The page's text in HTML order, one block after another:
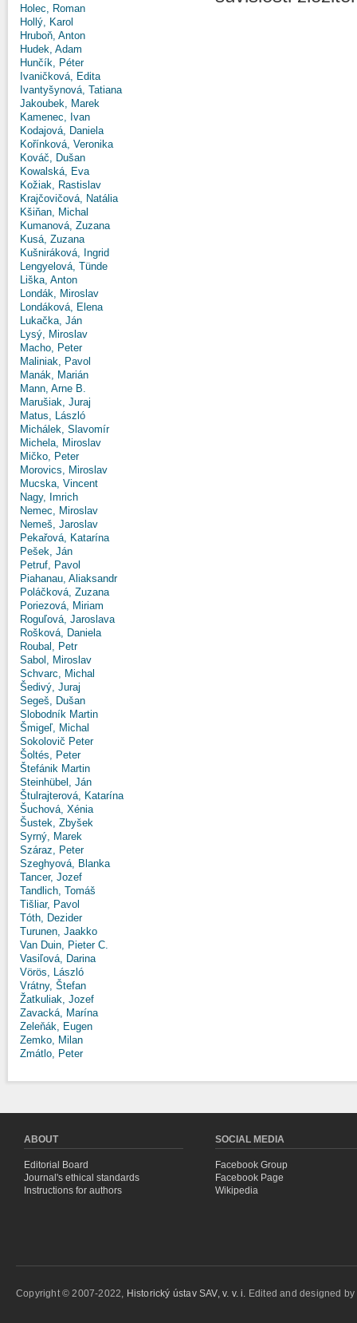
Holec, Roman
Hollý, Karol
Hruboň, Anton
Hudek, Adam
Hunčík, Péter
Ivaničková, Edita
Ivantyšynová, Tatiana
Jakoubek, Marek
Kamenec, Ivan
Kodajová, Daniela
Kořínková, Veronika
Kováč, Dušan
Kowalská, Eva
Kožiak, Rastislav
Krajčovičová, Natália
Kšiňan, Michal
Kumanová, Zuzana
Kusá, Zuzana
Kušniráková, Ingrid
Lengyelová, Tünde
Liška, Anton
Londák, Miroslav
Londáková, Elena
Lukačka, Ján
Lysý, Miroslav
Macho, Peter
Maliniak, Pavol
Manák, Marián
Mann, Arne B.
Marušiak, Juraj
Matus, László
Michálek, Slavomír
Michela, Miroslav
Mičko, Peter
Morovics, Miroslav
Mucska, Vincent
Nagy, Imrich
Nemec, Miroslav
Nemeš, Jaroslav
Pekařová, Katarína
Pešek, Ján
Petruf, Pavol
Piahanau, Aliaksandr
Poláčková, Zuzana
Poriezová, Miriam
Roguľová, Jaroslava
Rošková, Daniela
Roubal, Petr
Sabol, Miroslav
Schvarc, Michal
Šedivý, Juraj
Segeš, Dušan
Slobodník Martin
Šmigeľ, Michal
Sokolovič Peter
Šoltés, Peter
Štefánik Martin
Steinhübel, Ján
Štulrajterová, Katarína
Šuchová, Xénia
Šustek, Zbyšek
Syrný, Marek
Száraz, Peter
Szeghyová, Blanka
Tancer, Jozef
Tandlich, Tomáš
Tišliar, Pavol
Tóth, Dezider
Turunen, Jaakko
Van Duin, Pieter C.
Vasiľová, Darina
Vörös, László
Vrátny, Štefan
Žatkuliak, Jozef
Zavacká, Marína
Zeleňák, Eugen
Zemko, Milan
Zmátlo, Peter
ABOUT
Editorial Board
Journal's ethical standards
Instructions for authors
SOCIAL MEDIA
Facebook Group
Facebook Page
Wikipedia
Copyright © 2007-2022, Historický ústav SAV, v. v. i. Edited and designed by